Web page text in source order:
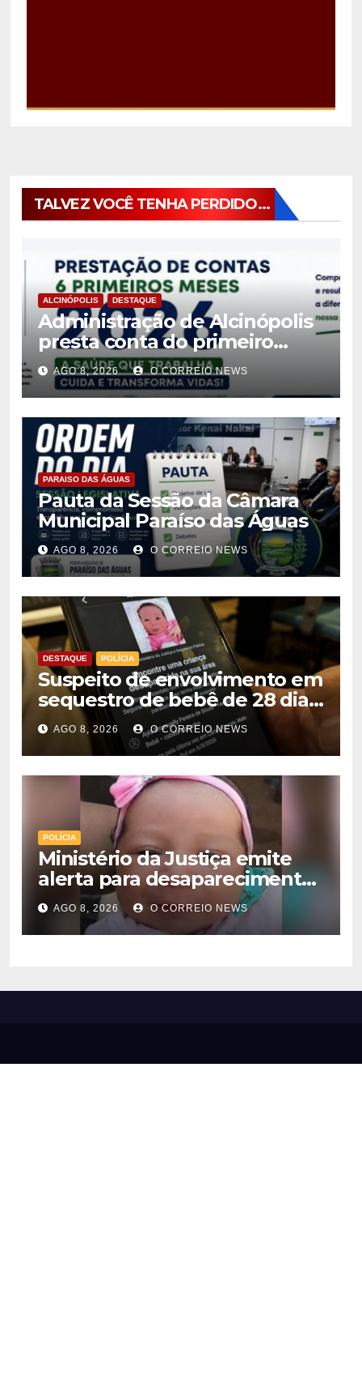
TALVEZ VOCÊ TENHA PERDIDO...
ALCINÓPOLIS DESTAQUE
Administração de Alcinópolis
presta conta do primeiro
semestre de 2026
AGO 8, 2026 O CORREIO NEWS
PARAISO DAS ÁGUAS
Pauta da Sessão da Câmara
Municipal Paraíso das Águas
AGO 8, 2026 O CORREIO NEWS
DESTAQUE POLÍCIA
Suspeito de envolvimento em
sequestro de bebê de 28 dias
é preso na Capital
AGO 8, 2026 O CORREIO NEWS
POLÍCIA
Ministério da Justiça emite
alerta para desaparecimento
de bebê de 28 dias em MS;
polícia apura suposto
sequestro
AGO 8, 2026 O CORREIO NEWS